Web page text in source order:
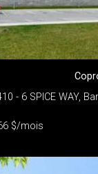
- 6 SPICE WAY,
$/mois